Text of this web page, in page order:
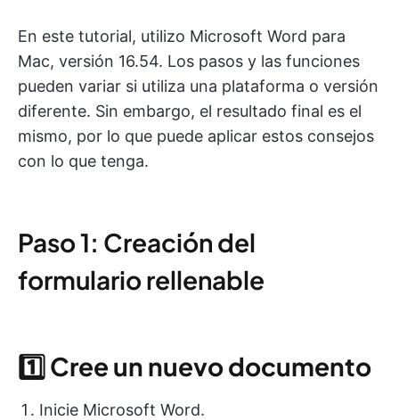
En este tutorial, utilizo Microsoft Word para
Mac, versión 16.54. Los pasos y las funciones
pueden variar si utiliza una plataforma o versión
diferente. Sin embargo, el resultado final es el
mismo, por lo que puede aplicar estos consejos
con lo que tenga.
Paso 1: Creación del
formulario rellenable
1️⃣Cree un nuevo documento
Inicie Microsoft Word.